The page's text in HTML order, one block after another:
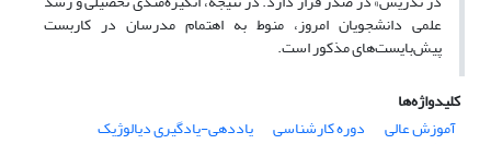
علمی دانشجویان ‏امروز، منوط به اهتمام مدرسان در کاربست
پیش‌بایست‌های مذکور است.
کلیدواژه‌ها
آموزش عالی
دوره کارشناسی یاددهی-یادگیری دیالوژیک